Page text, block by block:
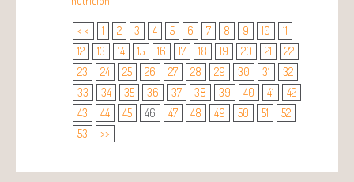
< < 1 2 3 4 5 6 7 8 9 10
11
12
13 14 15 16 17 18 19 20 21
22
23
24 25 26 27 28 29 30 31
32
33
34 35 36 37 38 39 40 41
42
43
44 45 46 47 48 49 50 51
52
53
>>